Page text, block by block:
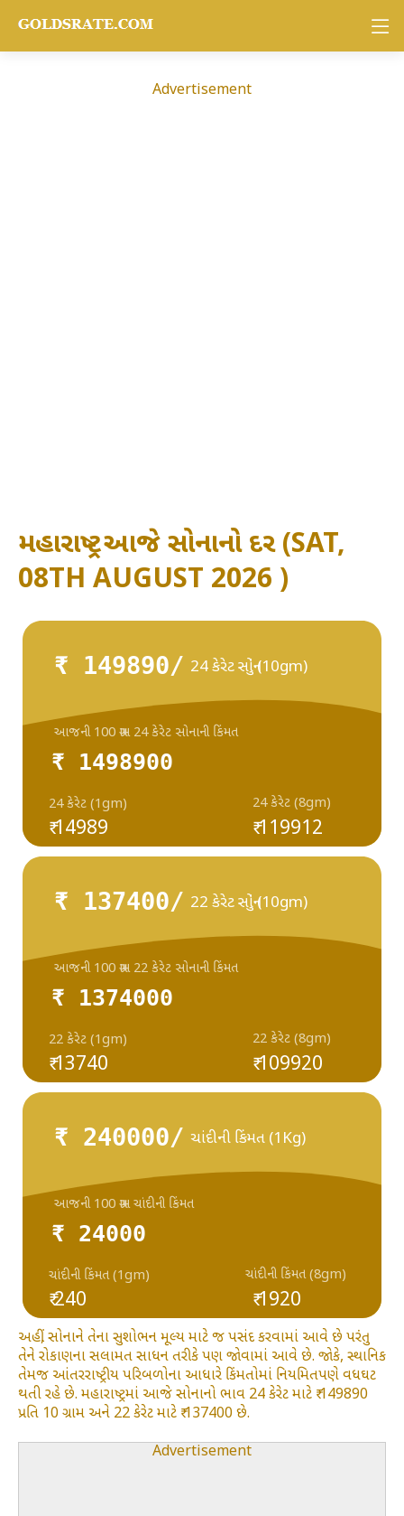
Advertisement
મહારાષ્ટ્ર - આજે સોનાનો દર (SAT,
08TH AUGUST 2026 )
₹ 149890/ 24 કેરેટ સોનું (10gm)
₹ 1498900
₹ 14989
24 કેરેટ (1gm) 24 કેરેટ (8gm)
આજની 100 ગ્રામ 24 કેરેટ સોનાની કિંમત
₹ 119912
₹ 137400/ 22 કેરેટ સોનું (10gm)
₹ 1374000
₹ 13740
22 કેરેટ (1gm) 22 કેરેટ (8gm)
આજની 100 ગ્રામ 22 કેરેટ સોનાની કિંમત
₹ 109920
₹ 240000/ ચાંદીની કિંમત (1Kg)
₹ 24000
₹ 240
ચાંદીની કિંમત (1gm) ચાંદીની કિંમત (8gm)
આજની 100 ગ્રામ ચાંદીની કિંમત
₹ 1920
અહીં, સોનાને તેના સુશોભન મૂલ્ય માટે જ પસંદ કરવામાં આવે છે પરંતુ
તેને રોકાણના સલામત સાધન તરીકે પણ જોવામાં આવે છે. જોકે, સ્થાનિક
તેમજ આંતરરાષ્ટ્રીય પરિબળોના આધારે કિંમતોમાં નિયમિતપણે વધઘટ
થતી રહે છે. મહારાષ્ટ્રમાં આજે સોનાનો ભાવ 24 કેરેટ માટે ₹ 149890
પ્રતિ 10 ગ્રામ અને 22 કેરેટ માટે ₹ 137400 છે.
Advertisement